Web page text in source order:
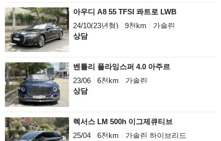
아우디 A8 55 TFSI 콰트로 LWB
24/10(23년형)
9천km
가솔린
상담
벤틀리 플라잉스퍼 4.0 아주르
23/06
6천km
가솔린
상담
렉서스 LM 500h 이그제큐티브
25/04
6천km
가솔린 하이브리드